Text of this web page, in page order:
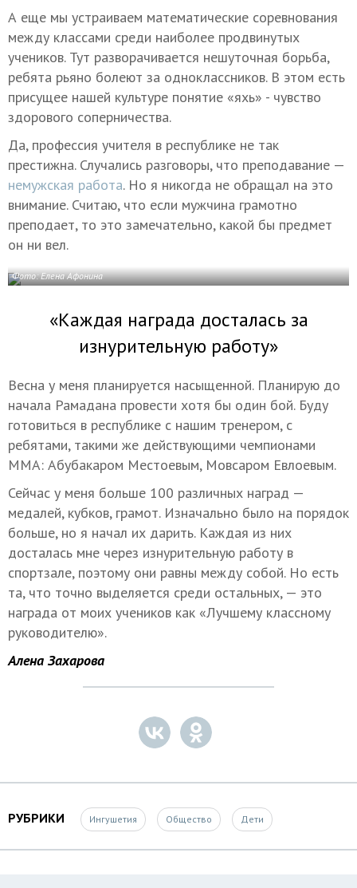
А еще мы устраиваем математические соревнования
между классами среди наиболее продвинутых
учеников. Тут разворачивается нешуточная борьба,
ребята рьяно болеют за одноклассников. В этом есть
присущее нашей культуре понятие «яхь» - чувство
здорового соперничества.
Да, профессия учителя в республике не так
престижна. Случались разговоры, что преподавание —
немужская работа. Но я никогда не обращал на это
внимание. Считаю, что если мужчина грамотно
преподает, то это замечательно, какой бы предмет
он ни вел.
Фото: Елена Афонина
«Каждая награда досталась за
изнурительную работу»
Весна у меня планируется насыщенной. Планирую до
начала Рамадана провести хотя бы один бой. Буду
готовиться в республике с нашим тренером, с
ребятами, такими же действующими чемпионами
ММА: Абубакаром Местоевым, Мовсаром Евлоевым.
Сейчас у меня больше 100 различных наград —
медалей, кубков, грамот. Изначально было на порядок
больше, но я начал их дарить. Каждая из них
досталась мне через изнурительную работу в
спортзале, поэтому они равны между собой. Но есть
та, что точно выделяется среди остальных, — это
награда от моих учеников как «Лучшему классному
руководителю».
Алена Захарова
РУБРИКИ Ингушетия Общество Дети